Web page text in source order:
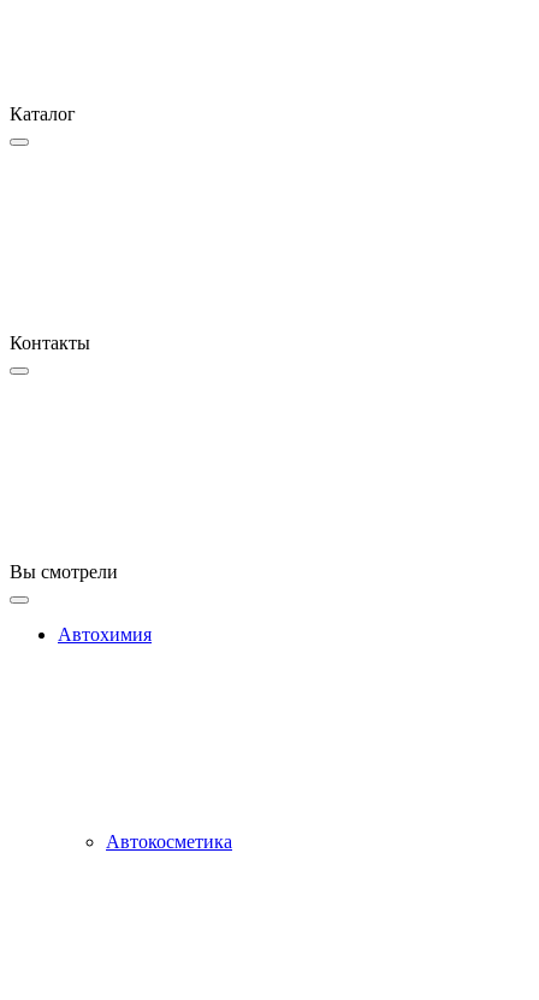
Каталог
Контакты
Вы смотрели
Автохимия
Автокосметика